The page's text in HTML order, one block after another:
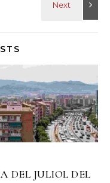
DEL JULIOL DEL